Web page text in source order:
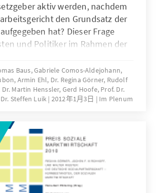
aktiv werden, nachdem
den Grundsatz der
hat? Dieser Frage
und Politiker im Rahmen der
nach. Diskutiert wurde
des Europäischen Rechts
Rechtsprechung sowie die
Satzungslösung zur
Angemessenheit der Bedarfe
und Heizung von Personen, die
II beziehen sowie die
"Pflege-TÜV". Der Band
die Veranstaltung - Printversion
2012 verfügbar!
Baus, Gabriele Comos-Aldejohann,
Armin Ehl, Dr. Regina Görner, Rudolf
Dr. Martin Henssler, Gerd Hoofe, Prof. Dr.
Steffen Luik 2012年1月3日 Im Plenum